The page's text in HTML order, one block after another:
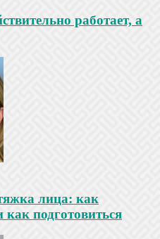
работает, а
лица: как
подготовиться